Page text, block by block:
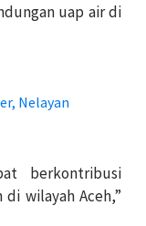
uap air di
Nelayan
berkontribusi
wilayah Aceh,”